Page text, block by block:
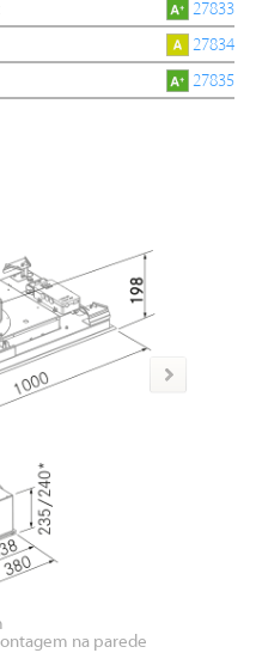
27833
27834
27835
na parede